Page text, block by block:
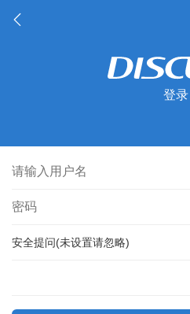
登录
安全提问(未设置请忽略)